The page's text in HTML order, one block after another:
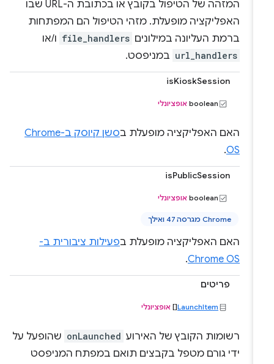
המזהה של הטיפול בקובץ או בכתובת ה-URL שבו
האפליקציה מופעלת. מזהי הטיפול הם המפתחות
ברמת העליונה במילונים file_handlers ו/או
url_handlers במניפסט.
isKioskSession
boolean אופציונלי
האם האפליקציה מופעלת ב
סשן קיוסק ב-Chrome
.
isPublicSession
boolean אופציונלי
Chrome מגרסה 47 ואילך
האם האפליקציה מופעלת בפעילות ציבורית ב-
Chrome OS
.
פריטים
LaunchItem
[]אופציונלי
רשומות הקובץ של האירוע onLaunched שהופעל על
ידי גורם מטפל בקבצים תואם במפתח המניפסט